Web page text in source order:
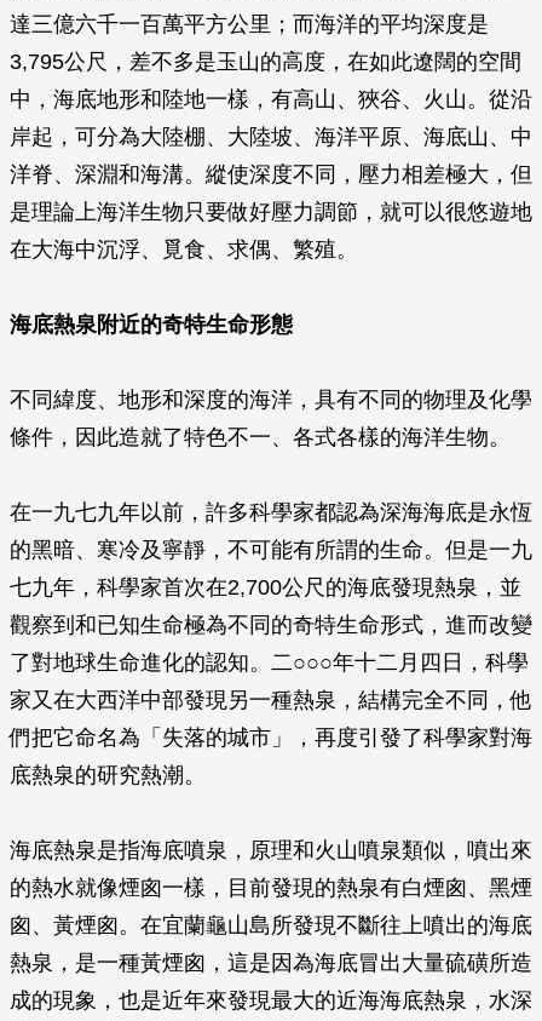
達三億六千一百萬平方公里；而海洋的平均深度是
3,795公尺，差不多是玉山的高度，在如此遼闊的空間
中，海底地形和陸地一樣，有高山、狹谷、火山。從沿
岸起，可分為大陸棚、大陸坡、海洋平原、海底山、中
洋脊、深淵和海溝。縱使深度不同，壓力相差極大，但
是理論上海洋生物只要做好壓力調節，就可以很悠遊地
在大海中沉浮、覓食、求偶、繁殖。
海底熱泉附近的奇特生命形態
不同緯度、地形和深度的海洋，具有不同的物理及化學
條件，因此造就了特色不一、各式各樣的海洋生物。
在一九七九年以前，許多科學家都認為深海海底是永恆
的黑暗、寒冷及寧靜，不可能有所謂的生命。但是一九
七九年，科學家首次在2,700公尺的海底發現熱泉，並
觀察到和已知生命極為不同的奇特生命形式，進而改變
了對地球生命進化的認知。二○○○年十二月四日，科學
家又在大西洋中部發現另一種熱泉，結構完全不同，他
們把它命名為「失落的城市」，再度引發了科學家對海
底熱泉的研究熱潮。
海底熱泉是指海底噴泉，原理和火山噴泉類似，噴出來
的熱水就像煙囪一樣，目前發現的熱泉有白煙囪、黑煙
囪、黃煙囪。在宜蘭龜山島所發現不斷往上噴出的海底
熱泉，是一種黃煙囪，這是因為海底冒出大量硫磺所造
成的現象，也是近年來發現最大的近海海底熱泉，水深